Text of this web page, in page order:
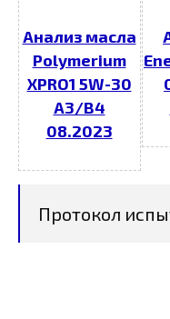
Анализ масла
Polymerium
XPRO1 5W-30
A3/B4
08.2023
Протокол